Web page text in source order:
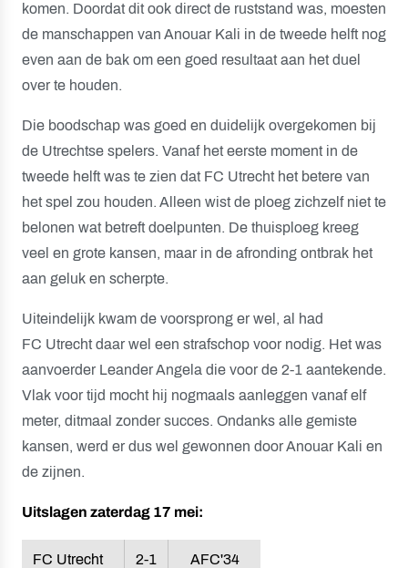
komen. Doordat dit ook direct de ruststand was, moesten
de manschappen van Anouar Kali in de tweede helft nog
even aan de bak om een goed resultaat aan het duel
over te houden.
Die boodschap was goed en duidelijk overgekomen bij
de Utrechtse spelers. Vanaf het eerste moment in de
tweede helft was te zien dat FC Utrecht het betere van
het spel zou houden. Alleen wist de ploeg zichzelf niet te
belonen wat betreft doelpunten. De thuisploeg kreeg
veel en grote kansen, maar in de afronding ontbrak het
aan geluk en scherpte.
Uiteindelijk kwam de voorsprong er wel, al had
FC Utrecht daar wel een strafschop voor nodig. Het was
aanvoerder Leander Angela die voor de 2-1 aantekende.
Vlak voor tijd mocht hij nogmaals aanleggen vanaf elf
meter, ditmaal zonder succes. Ondanks alle gemiste
kansen, werd er dus wel gewonnen door Anouar Kali en
de zijnen.
Uitslagen zaterdag 17 mei:
FC Utrecht
2-1
AFC'34